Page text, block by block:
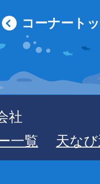
コーナート
社
一覧
天な